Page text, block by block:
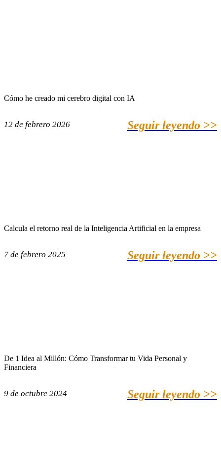
Cómo he creado mi cerebro digital con IA
12 de febrero 2026 Seguir leyendo >>
Calcula el retorno real de la Inteligencia Artificial en la empresa
7 de febrero 2025 Seguir leyendo >>
De 1 Idea al Millón: Cómo Transformar tu Vida Personal y
Financiera
9 de octubre 2024 Seguir leyendo >>